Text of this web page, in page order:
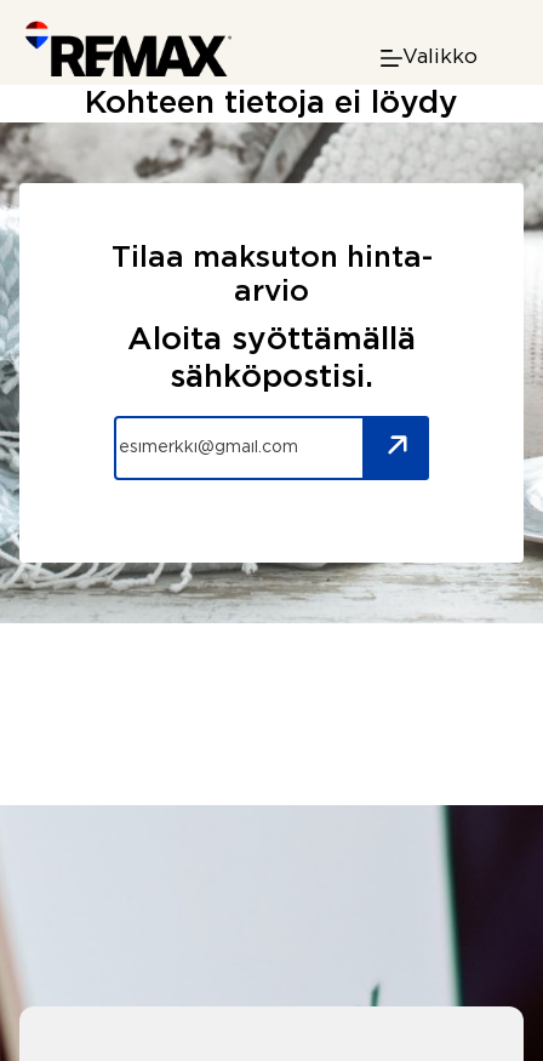
content
Valikko
Kohteen tietoja ei löydy
Tilaa maksuton hinta-
arvio
Aloita syöttämällä
sähköpostisi.